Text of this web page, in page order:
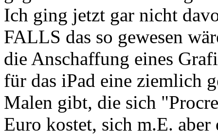
Ich ging jetzt gar nicht
FALLS das so gewesen
die Anschaffung eines
für das iPad eine ziemlich
Malen gibt, die sich
Euro kostet, sich m.E.